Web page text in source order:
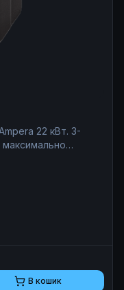
22 кВт. 3-
В кошик